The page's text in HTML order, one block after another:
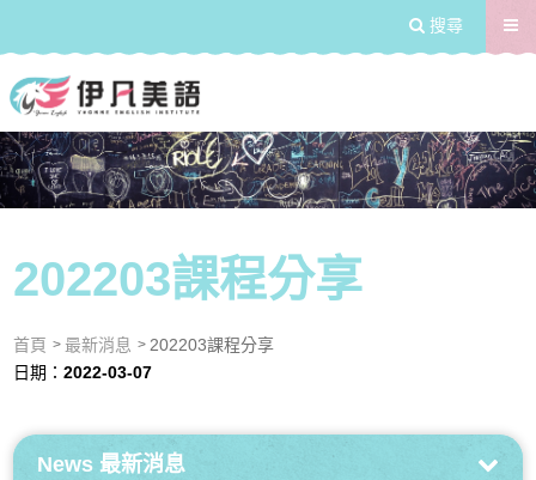
學習浸潤式的生活兒童美語
送出
搜尋
202203課程分享
首頁 最新消息
202203課程分享
日期：2022-03-07
News 最新消息